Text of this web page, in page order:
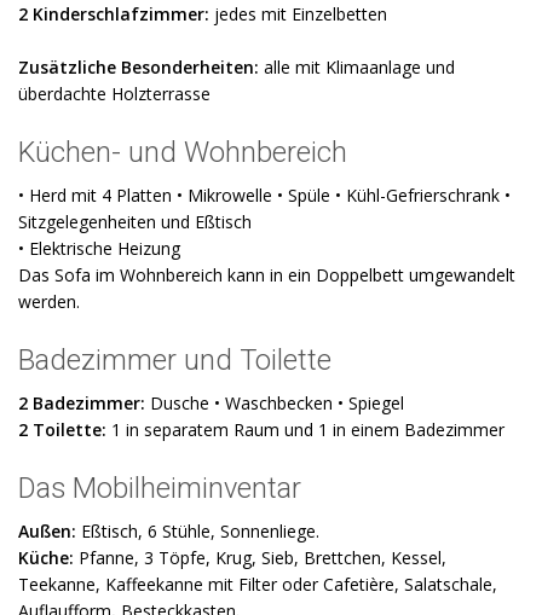
2 Kinderschlafzimmer: jedes mit Einzelbetten
Zusätzliche Besonderheiten: alle mit Klimaanlage und
überdachte Holzterrasse
Küchen- und Wohnbereich
• Herd mit 4 Platten • Mikrowelle • Spüle • Kühl-Gefrierschrank •
Sitzgelegenheiten und Eßtisch
• Elektrische Heizung
Das Sofa im Wohnbereich kann in ein Doppelbett umgewandelt
werden.
Badezimmer und Toilette
2 Badezimmer: Dusche • Waschbecken • Spiegel
2 Toilette: 1 in separatem Raum und 1 in einem Badezimmer
Das Mobilheiminventar
Außen: Eßtisch, 6 Stühle, Sonnenliege.
Küche: Pfanne, 3 Töpfe, Krug, Sieb, Brettchen, Kessel,
Teekanne, Kaffeekanne mit Filter oder Cafetière, Salatschale,